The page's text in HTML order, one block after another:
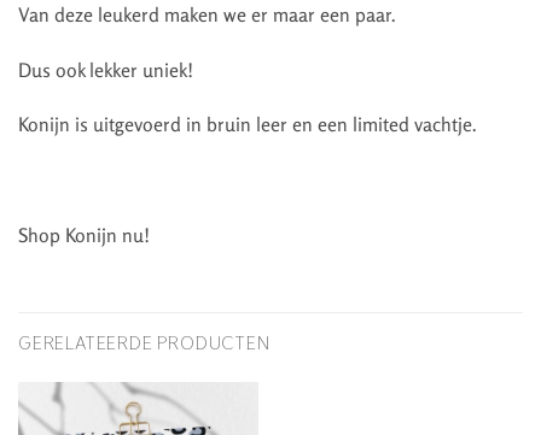
Van deze leukerd maken we er maar een paar.
Dus ook lekker uniek!
Konijn is uitgevoerd in bruin leer en een limited vachtje.
Shop Konijn nu!
GERELATEERDE PRODUCTEN